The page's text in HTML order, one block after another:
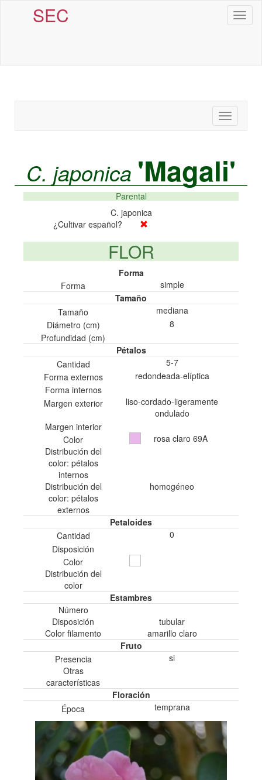
SEC
Toggle
navigation
C. japonica 'Magali'
Parental
C. japonica
¿Cultivar español?
FLOR
Forma
Forma
simple
Tamaño
Tamaño
mediana
Diámetro (cm)
8
Profundidad (cm)
Pétalos
Cantidad
5-7
Forma externos
redondeada-elíptica
Forma internos
Margen exterior
liso-cordado-ligeramente
ondulado
Margen interior
Color
rosa claro 69A
Distribución del
color: pétalos
internos
Distribución del
color: pétalos
externos
homogéneo
Petaloides
Cantidad
0
Disposición
Color
Distribución del
color
Estambres
Número
Disposición
tubular
Color filamento
amarillo claro
Fruto
Presencia
si
Otras
características
Floración
Época
temprana